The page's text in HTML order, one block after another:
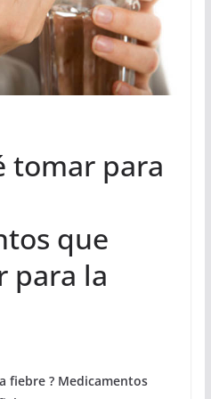
tomar para
que
para la
fiebre ? Medicamentos